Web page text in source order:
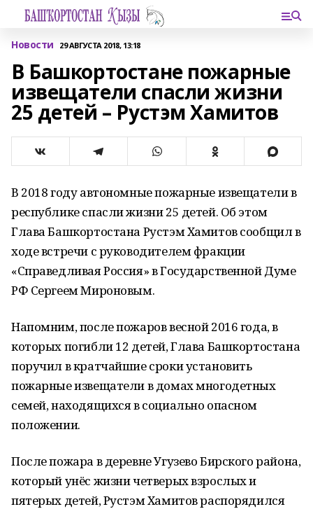
Новости 29 АВГУСТА 2018, 13:18
В Башкортостане пожарные
извещатели спасли жизни
25 детей – Рустэм Хамитов
В 2018 году автономные пожарные извещатели в
республике спасли жизни 25 детей. Об этом
Глава Башкортостана Рустэм Хамитов сообщил в
ходе встречи с руководителем фракции
«Справедливая Россия» в Государственной Думе
РФ Сергеем Мироновым.
Напомним, после пожаров весной 2016 года, в
которых погибли 12 детей, Глава Башкортостана
поручил в кратчайшие сроки установить
пожарные извещатели в домах многодетных
семей, находящихся в социально опасном
положении.
После пожара в деревне Угузево Бирского района,
который унёс жизни четверых взрослых и
пятерых детей, Рустэм Хамитов распорядился